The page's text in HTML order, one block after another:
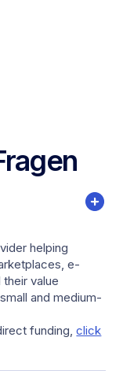
helping
e-
value
and medium-
funding,click